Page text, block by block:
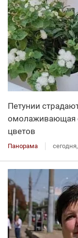
Петунии
омолаживающая
цветов
Панорама